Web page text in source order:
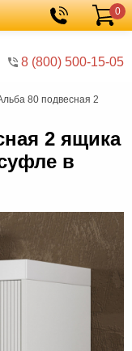
8 (800) 500-15-05
Корзина
0
80 подвесная 2
2 ящика
в